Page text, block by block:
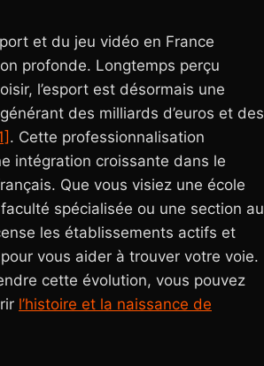
et du jeu vidéo en France
profonde. Longtemps perçu
l’esport est désormais une
des milliards d’euros et des
. Cette professionnalisation
intégration croissante dans le
Que vous visiez une école
spécialisée ou une section au
les établissements actifs et
vous aider à trouver votre voie.
cette évolution, vous pouvez
l’histoire et la naissance de